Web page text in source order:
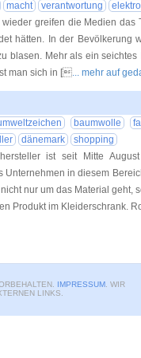
macht verantwortung
greifen die Medien
hätten. In der Bevölkerung
blasen. Mehr als ein
man sich in [... mehr auf
baumwolle
dänemark
shopping
ist seit Mitte
Unternehmen in diesem
nur um das Material geht,
Produkt im Kleiderschrank.
IMPRESSUM. WIR
LINKS.